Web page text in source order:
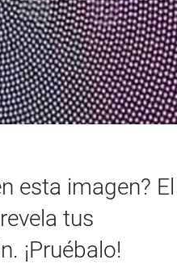
esta imagen? El
tus
¡Pruébalo!